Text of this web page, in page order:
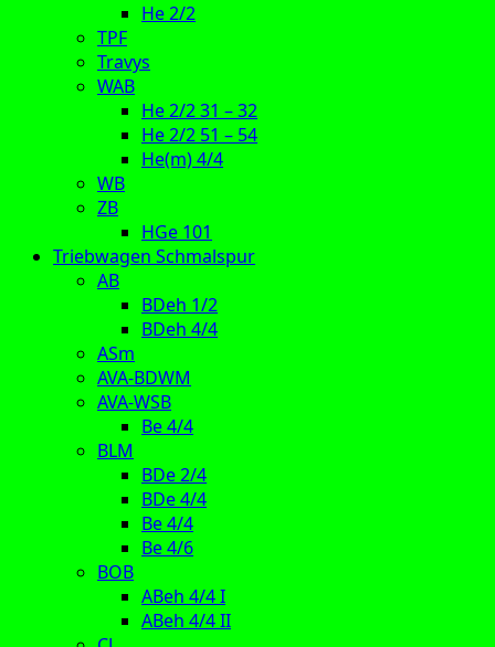
He 2/2
TPF
Travys
WAB
He 2/2 31 – 32
He 2/2 51 – 54
He(m) 4/4
WB
ZB
HGe 101
Triebwagen Schmalspur
AB
BDeh 1/2
BDeh 4/4
ASm
AVA-BDWM
AVA-WSB
Be 4/4
BLM
BDe 2/4
BDe 4/4
Be 4/4
Be 4/6
BOB
ABeh 4/4 I
ABeh 4/4 II